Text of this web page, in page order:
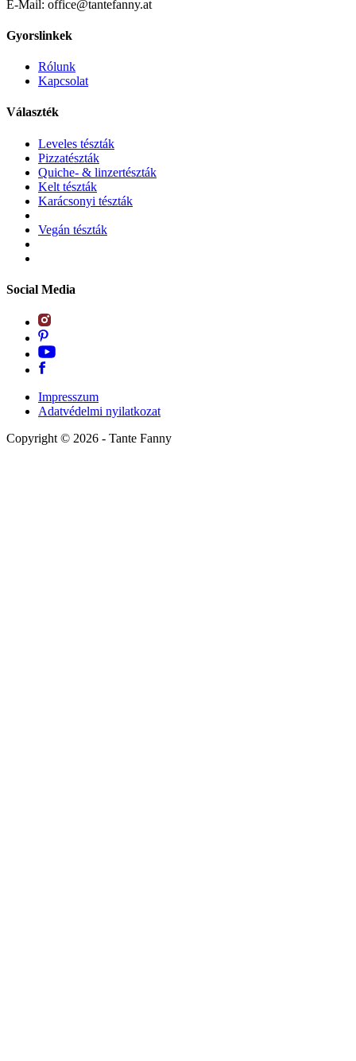
E-Mail: office@tantefanny.at
Gyorslinkek
Rólunk
Kapcsolat
Választék
Leveles tészták
Pizzatészták
Quiche- & linzertészták
Kelt tészták
Karácsonyi tészták
Vegán tészták
Social Media
Impresszum
Adatvédelmi nyilatkozat
Copyright © 2026 - Tante Fanny